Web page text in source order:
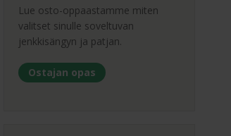
Lue osto-oppaastamme miten
valitset sinulle soveltuvan
jenkkisängyn ja patjan.
Ostajan opas